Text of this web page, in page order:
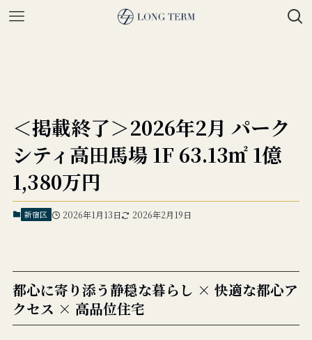
＜掲載終了＞2026年2月 パーク
シティ高田馬場 1F 63.13㎡ 1億
1,380万円
新宿区 2026年1月13日 2026年2月19日
都心に寄り添う静穏な暮らし × 快適な都心ア
クセス × 高品位住宅